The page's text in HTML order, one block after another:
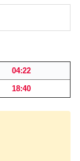
04:22
18:40